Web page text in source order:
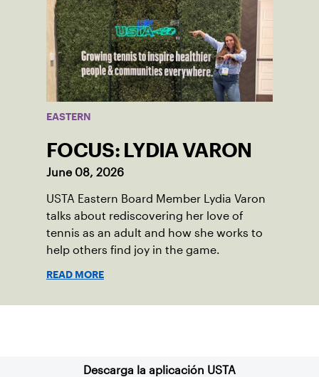
EASTERN
FOCUS: LYDIA VARON
June 08, 2026
USTA Eastern Board Member Lydia Varon
talks about rediscovering her love of
tennis as an adult and how she works to
help others find joy in the game.
READ MORE
Descarga la aplicación USTA